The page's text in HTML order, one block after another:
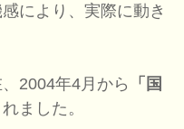
により、実際に動き
2004年4月から
「国
ました。